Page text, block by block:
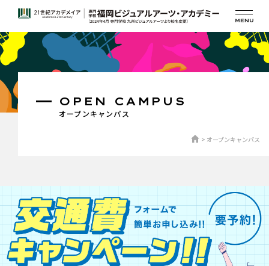
オープンキャンパス
OPEN CAMPUS
オープンキャンパス